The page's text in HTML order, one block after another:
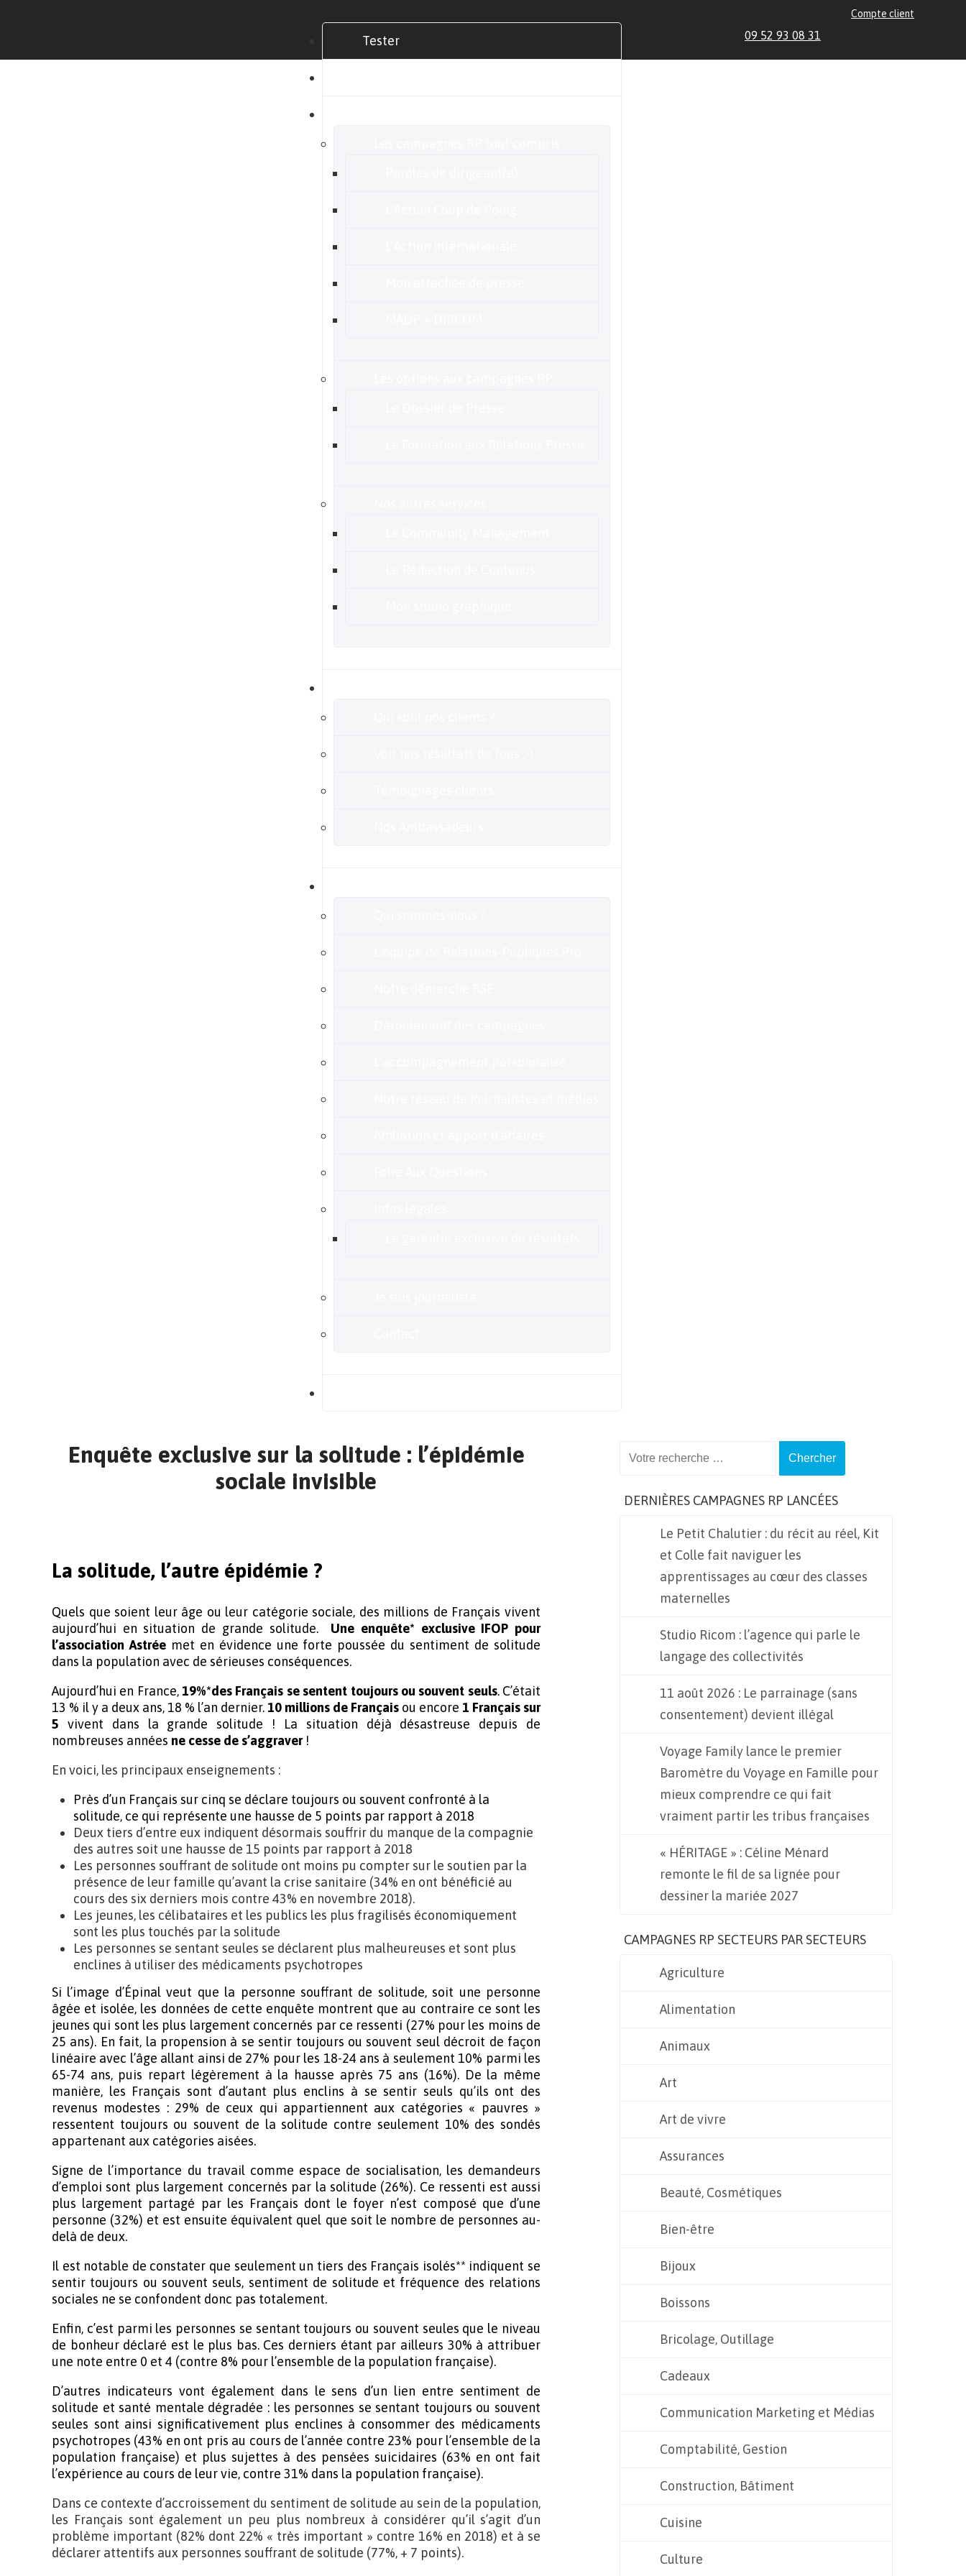
Tester
Compte client
09 52 93 08 31
Enquête exclusive sur la solitude : l’épidémie
sociale invisible
La solitude, l’autre épidémie ?
Quels que soient leur âge ou leur catégorie sociale, des millions de Français vivent
aujourd’hui en situation de grande solitude. Une enquête* exclusive IFOP pour
l’association Astréemet en évidence une forte poussée du sentiment de solitude
dans la population avec de sérieuses conséquences.
Aujourd’hui en France, 19%*des Français se sentent toujours ou souvent seuls. C’était
13 % il y a deux ans, 18 % l’an dernier. 10 millions de Français ou encore 1 Français sur
5 vivent dans la grande solitude ! La situation déjà désastreuse depuis de
nombreuses années ne cesse de s’aggraver!
En voici, les principaux enseignements :
Près d’un Français sur cinq se déclare toujours ou souvent confronté à la
solitude, ce qui représente une hausse de 5 points par rapport à 2018
Deux tiers d’entre eux indiquent désormais souffrir du manque de la compagnie
des autres soit une hausse de 15 points par rapport à 2018
Les personnes souffrant de solitude ont moins pu compter sur le soutien par la
présence de leur famille qu’avant la crise sanitaire (34% en ont bénéficié au
cours des six derniers mois contre 43% en novembre 2018).
Les jeunes, les célibataires et les publics les plus fragilisés économiquement
sont les plus touchés par la solitude
Les personnes se sentant seules se déclarent plus malheureuses et sont plus
enclines à utiliser des médicaments psychotropes
Si l’image d’Épinal veut que la personne souffrant de solitude, soit une personne
âgée et isolée, les données de cette enquête montrent que au contraire ce sont les
jeunes qui sont les plus largement concernés par ce ressenti (27% pour les moins de
25 ans). En fait, la propension à se sentir toujours ou souvent seul décroit de façon
linéaire avec l’âge allant ainsi de 27% pour les 18-24 ans à seulement 10% parmi les
65-74 ans, puis repart légèrement à la hausse après 75 ans (16%). De la même
manière, les Français sont d’autant plus enclins à se sentir seuls qu’ils ont des
revenus modestes : 29% de ceux qui appartiennent aux catégories « pauvres »
ressentent toujours ou souvent de la solitude contre seulement 10% des sondés
appartenant aux catégories aisées.
Signe de l’importance du travail comme espace de socialisation, les demandeurs
d’emploi sont plus largement concernés par la solitude (26%). Ce ressenti est aussi
plus largement partagé par les Français dont le foyer n’est composé que d’une
personne (32%) et est ensuite équivalent quel que soit le nombre de personnes au-
delà de deux.
Il est notable de constater que seulement un tiers des Français isolés** indiquent se
sentir toujours ou souvent seuls, sentiment de solitude et fréquence des relations
sociales ne se confondent donc pas totalement.
Enfin, c’est parmi les personnes se sentant toujours ou souvent seules que le niveau
de bonheur déclaré est le plus bas. Ces derniers étant par ailleurs 30% à attribuer
une note entre 0 et 4 (contre 8% pour l’ensemble de la population française).
D’autres indicateurs vont également dans le sens d’un lien entre sentiment de
solitude et santé mentale dégradée : les personnes se sentant toujours ou souvent
seules sont ainsi significativement plus enclines à consommer des médicaments
psychotropes (43% en ont pris au cours de l’année contre 23% pour l’ensemble de la
population française) et plus sujettes à des pensées suicidaires (63% en ont fait
l’expérience au cours de leur vie, contre 31% dans la population française).
Dans ce contexte d’accroissement du sentiment de solitude au sein de la population,
les Français sont également un peu plus nombreux à considérer qu’il s’agit d’un
problème important (82% dont 22% « très important » contre 16% en 2018) et à se
déclarer attentifs aux personnes souffrant de solitude (77%, + 7 points).
DERNIÈRES CAMPAGNES RP LANCÉES
Le Petit Chalutier : du récit au réel, Kit
et Colle fait naviguer les
apprentissages au cœur des classes
maternelles
Studio Ricom : l’agence qui parle le
langage des collectivités
11 août 2026 : Le parrainage (sans
consentement) devient illégal
Voyage Family lance le premier
Baromètre du Voyage en Famille pour
mieux comprendre ce qui fait
vraiment partir les tribus françaises
« HÉRITAGE » : Céline Ménard
remonte le fil de sa lignée pour
dessiner la mariée 2027
CAMPAGNES RP SECTEURS PAR SECTEURS
Agriculture
Alimentation
Animaux
Art
Art de vivre
Assurances
Beauté, Cosmétiques
Bien-être
Bijoux
Boissons
Bricolage, Outillage
Cadeaux
Communication Marketing et Médias
Comptabilité, Gestion
Construction, Bâtiment
Cuisine
Culture